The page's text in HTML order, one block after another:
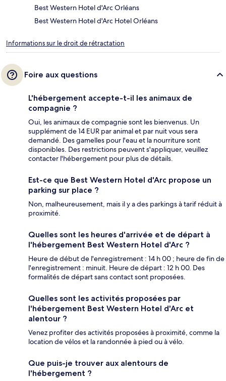
Best Western Hotel d'Arc Orléans
Best Western Hotel d'Arc Hotel Orléans
Informations sur le droit de rétractation
Foire aux questions
L'hébergement accepte-t-il les animaux de
compagnie ?
Oui, les animaux de compagnie sont les bienvenus. Un
supplément de 14 EUR par animal et par nuit vous sera
demandé. Des gamelles pour l'eau et la nourriture sont
disponibles. Des restrictions peuvent s'appliquer, veuillez
contacter l'hébergement pour plus de détails.
Est-ce que Best Western Hotel d'Arc propose un
parking sur place ?
Non, malheureusement, mais il y a des parkings à tarif réduit à
proximité.
Quelles sont les heures d'arrivée et de départ à
l'hébergement Best Western Hotel d'Arc ?
Heure de début de l'enregistrement : 14 h 00 ; heure de fin de
l'enregistrement : minuit. Heure de départ : 12 h 00. Des
formalités de départ sans contact sont proposées.
Quelles sont les activités proposées par
l'hébergement Best Western Hotel d'Arc et
alentour ?
Venez profiter des activités proposées à proximité, comme la
location de vélos et la randonnée à pied ou à vélo.
Que puis-je trouver aux alentours de
l'hébergement ?